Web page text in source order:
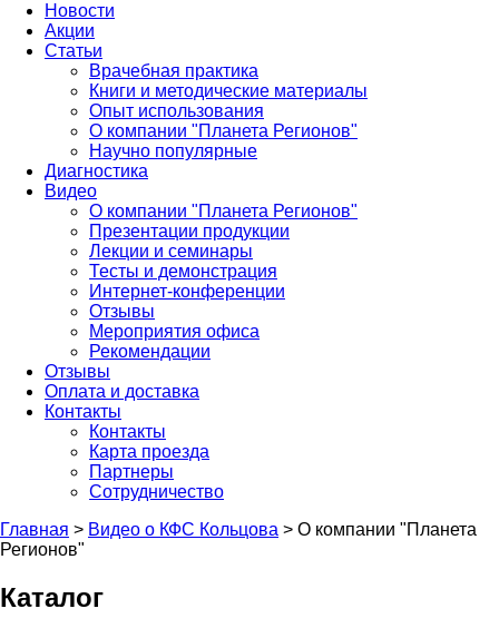
Новости
Акции
Статьи
Врачебная практика
Книги и методические материалы
Опыт использования
О компании "Планета Регионов"
Научно популярные
Диагностика
Видео
О компании "Планета Регионов"
Презентации продукции
Лекции и семинары
Тесты и демонстрация
Интернет-конференции
Отзывы
Мероприятия офиса
Рекомендации
Отзывы
Оплата и доставка
Контакты
Контакты
Карта проезда
Партнеры
Сотрудничество
Главная > Видео о КФС Кольцова > О компании "Планета
Регионов"
Каталог